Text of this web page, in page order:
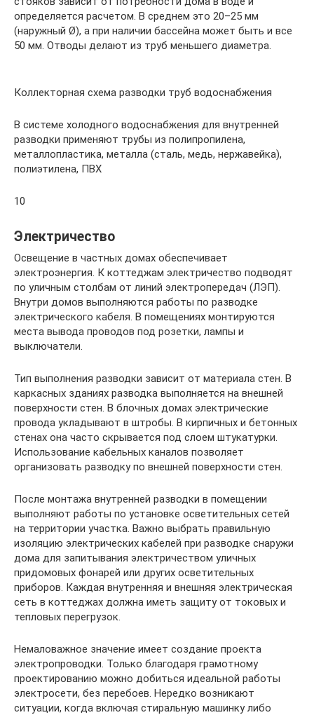
определяется расчетом. В среднем это 20–25 мм
(наружный Ø), а при наличии бассейна может быть и все
50 мм. Отводы делают из труб меньшего диаметра.
Коллекторная схема разводки труб водоснабжения
В системе холодного водоснабжения для внутренней
разводки применяют трубы из полипропилена,
металлопластика, металла (сталь, медь, нержавейка),
полиэтилена, ПВХ
10
Электричество
Освещение в частных домах обеспечивает
электроэнергия. К коттеджам электричество подводят
по уличным столбам от линий электропередач (ЛЭП).
Внутри домов выполняются работы по разводке
электрического кабеля. В помещениях монтируются
места вывода проводов под розетки, лампы и
выключатели.
Тип выполнения разводки зависит от материала стен. В
каркасных зданиях разводка выполняется на внешней
поверхности стен. В блочных домах электрические
провода укладывают в штробы. В кирпичных и бетонных
стенах она часто скрывается под слоем штукатурки.
Использование кабельных каналов позволяет
организовать разводку по внешней поверхности стен.
После монтажа внутренней разводки в помещении
выполняют работы по установке осветительных сетей
на территории участка. Важно выбрать правильную
изоляцию электрических кабелей при разводке снаружи
дома для запитывания электричеством уличных
придомовых фонарей или других осветительных
приборов. Каждая внутренняя и внешняя электрическая
сеть в коттеджах должна иметь защиту от токовых и
тепловых перегрузок.
Немаловажное значение имеет создание проекта
электропроводки. Только благодаря грамотному
проектированию можно добиться идеальной работы
электросети, без перебоев. Нередко возникают
ситуации, когда включая стиральную машинку либо